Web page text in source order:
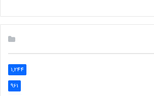
1,244
961